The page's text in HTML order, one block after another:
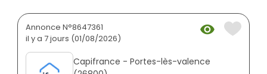
Annonce N°8647361
il y a 7 jours (01/08/2026)
Capifrance - Portes-lès-valence